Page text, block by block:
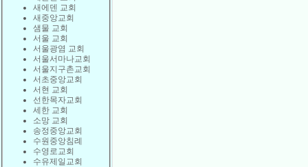
새에덴 교회
새중앙교회
샘물 교회
서울 교회
서울광염 교회
서울서마나교회
서울지구촌교회
서초중앙교회
서현 교회
선한목자교회
세한 교회
소망 교회
송정중앙교회
수원중앙침례
수영로교회
수유제일교회